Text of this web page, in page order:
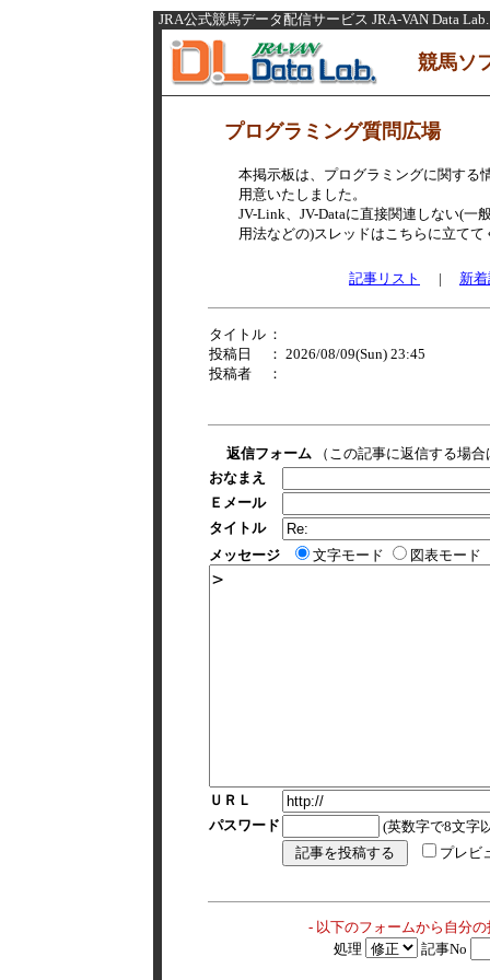
JRA公式競馬データ配信サービス JRA-VAN Data Lab.
競馬ソ
プログラミング質問広場
本掲示板は、プログラミングに関する
用意いたしました。
JV-Link、JV-Dataに直接関連しない(一
用法などの)スレッドはこちらに立てて
記事リスト | 新
タイトル ：
投稿日
： 2026/08/09(Sun) 23:45
投稿者
：
返信フォーム （この記事に返信する場
おなまえ
Ｅメール
タイトル
メッセージ
文字モード 図表モード
ＵＲＬ
パスワード
(英数字で8文字
プレビ
- 以下のフォームから自分
処理
記事No